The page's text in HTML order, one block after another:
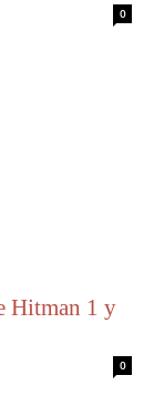
0
Hitman 1 y
0